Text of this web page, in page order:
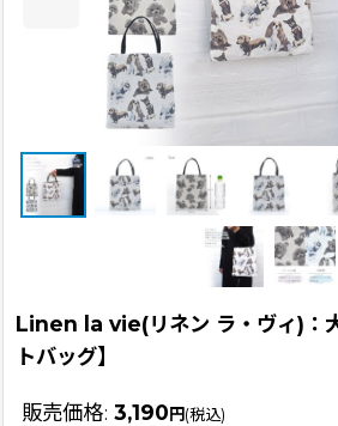
Linen la vie(リネン ラ・ヴィ)：
トバッグ】
販売価格: 3,190円(税込)